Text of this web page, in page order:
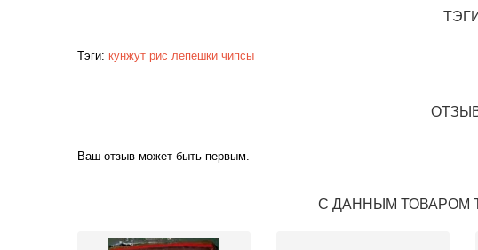
Тэги: кунжут рис лепешки чипсы
Ваш отзыв может быть первым.
С ДАННЫМ ТОВАРОМ